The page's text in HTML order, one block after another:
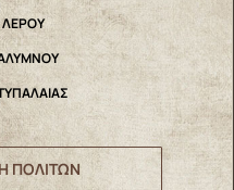
ΛΕΡΟΥ
ΠΟΛΙΤΩΝ